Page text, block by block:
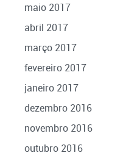
maio 2017
abril 2017
março 2017
fevereiro 2017
janeiro 2017
dezembro 2016
novembro 2016
outubro 2016